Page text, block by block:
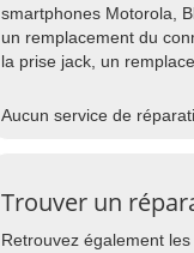
smartphones Motorola,
un remplacement du
la prise jack, un
Aucun service de
Trouver un
Retrouvez également